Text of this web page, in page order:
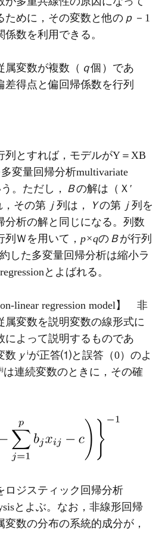
ために，その変数と他の ｐ －1
数を利用できる。
変数が複数（ ｑ個）であ
差得点と偏回帰係数を行列
列とすれば，モデルがY＝XB
変量回帰分析multivariate
。ただし， Ｂの解は（Ｘ′
，その第 ｊ 列は， Ｙの第 ｊ 列を
分析の解と同じになる。列数
列Ｗを用いて， p×qの Ｂが行列
した多変量回帰分析は縮小ラ
とよばれる。
linear regression model】 非
属変数を説明変数の線形式に
によって説明するものであ
数 ｙ iが正答⑴と誤答（0）のよ
ijは連続変数のときに，その確
ロジスティック回帰分析
とよぶ。なお，非線形回帰
数の分布の系統的成分が，